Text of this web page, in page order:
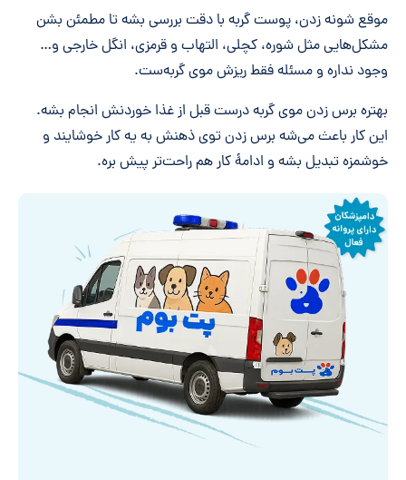
موقع شونه زدن، پوست گربه با دقت بررسی بشه تا مطمئن بشن
مشکل‌هایی مثل شوره، کچلی، التهاب و قرمزی، انگل خارجی و…
وجود نداره و مسئله فقط ریزش موی گربه‌ست.
بهتره برس زدن موی گربه درست قبل از غذا خوردنش انجام بشه.
این کار باعث می‌شه برس زدن توی ذهنش به یه کار خوشایند و
خوشمزه تبدیل بشه و ادامۀ کار هم راحت‌تر پیش بره.